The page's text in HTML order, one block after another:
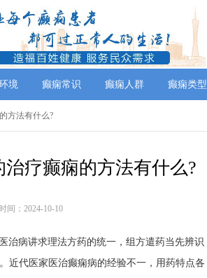
境 癫痫常识 癫痫人群 癫痫类型
方法有什么?
疗癫痫的方法有什么?
间：2024-10-10
治病讲求理法方药的统一，组方遣药当先辨识
近代医家医治癫痫病的经验不一，用药特点各